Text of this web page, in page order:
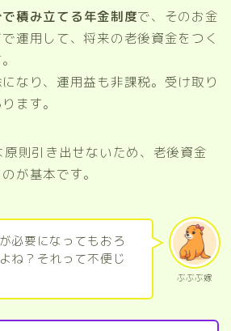
で積み立てる年金制度で、そのお金
運用して、将来の老後資金をつく
なり、運用益も非課税。受け取り
ます。
則引き出せないため、老後資金
が基本です。
ぶぶぶ嫁
必要になってもおろ
ね？それって不便じ